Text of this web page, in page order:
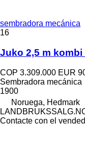
sembradora mecánica
16
Juko 2,5 m
COP 3.309.000 EUR
Sembradora mecánica
1900
Noruega, Hedmark
Contacte con el